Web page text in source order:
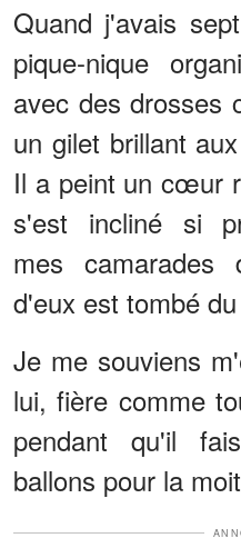
Quand j'avais
pique-nique
avec des drosses
un gilet brillant
Il a peint un cœur
s'est incliné si
mes
d'eux est tombé
Je me souviens
lui, fière comme
pendant qu'il
ballons pour la